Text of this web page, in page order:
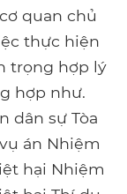
quan chủ
thực hiện
trọng hợp lý
hợp như.
dân sự Tòa
án Nhiệm
hại Nhiệm